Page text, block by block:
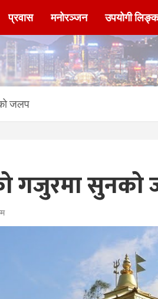
पहिलो
com
प्रवास मनोरञ्जन उपयोगी
जलप
गजुरमा